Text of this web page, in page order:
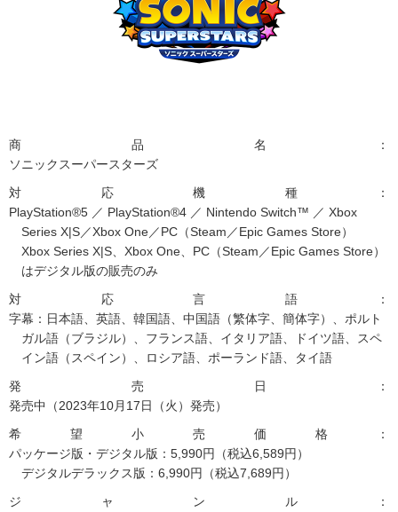
商品名：
ソニックスーパースターズ
対応機種：
PlayStation®5 ／ PlayStation®4 ／ Nintendo Switch™ ／ Xbox
Series X|S／Xbox One／PC（Steam／Epic Games Store）
Xbox Series X|S、Xbox One、PC（Steam／Epic Games Store）
はデジタル版の販売のみ
対応言語：
字幕：日本語、英語、韓国語、中国語（繁体字、簡体字）、ポルト
ガル語（ブラジル）、フランス語、イタリア語、ドイツ語、スペ
イン語（スペイン）、ロシア語、ポーランド語、タイ語
発売日：
発売中（2023年10月17日（火）発売）
希望小売価格：
パッケージ版・デジタル版：5,990円（税込6,589円）
デジタルデラックス版：6,990円（税込7,689円）
ジャンル：